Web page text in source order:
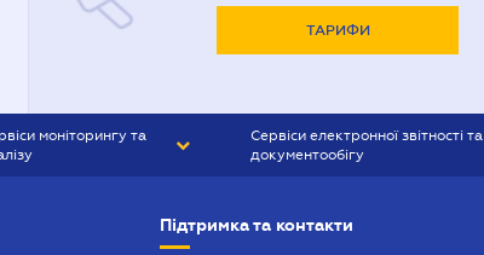
ТАРИФИ
моніторингу та
Сервіси електронної звітності та
документообігу
Підтримка та контакти